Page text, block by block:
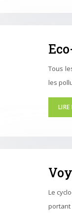
Tous
les
LIRE
Le
portant